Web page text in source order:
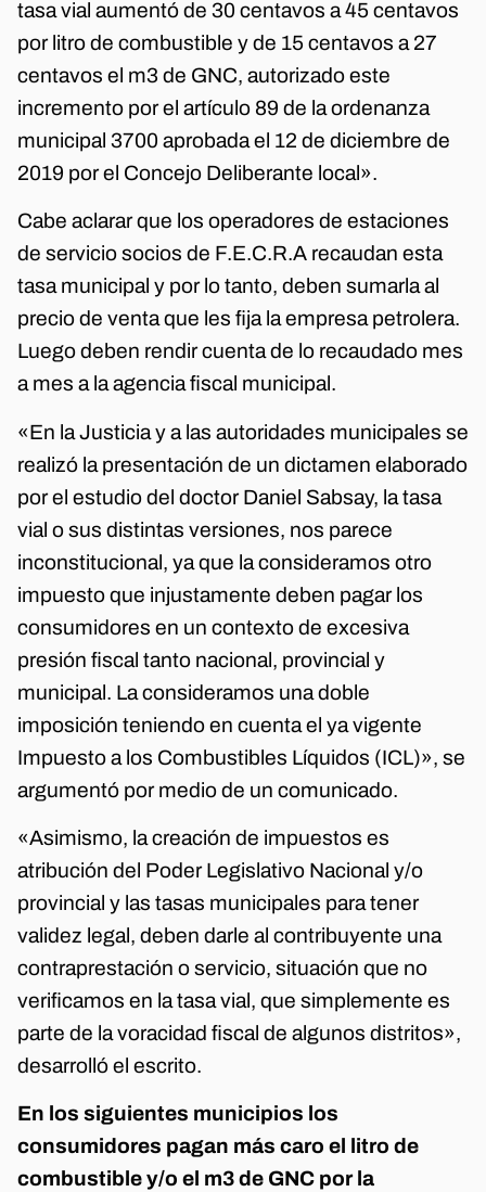
tasa vial aumentó de 30 centavos a 45 centavos
por litro de combustible y de 15 centavos a 27
centavos el m3 de GNC, autorizado este
incremento por el artículo 89 de la ordenanza
municipal 3700 aprobada el 12 de diciembre de
2019 por el Concejo Deliberante local».
Cabe aclarar que los operadores de estaciones
de servicio socios de F.E.C.R.A recaudan esta
tasa municipal y por lo tanto, deben sumarla al
precio de venta que les fija la empresa petrolera.
Luego deben rendir cuenta de lo recaudado mes
a mes a la agencia fiscal municipal.
«En la Justicia y a las autoridades municipales se
realizó la presentación de un dictamen elaborado
por el estudio del doctor Daniel Sabsay, la tasa
vial o sus distintas versiones, nos parece
inconstitucional, ya que la consideramos otro
impuesto que injustamente deben pagar los
consumidores en un contexto de excesiva
presión fiscal tanto nacional, provincial y
municipal. La consideramos una doble
imposición teniendo en cuenta el ya vigente
Impuesto a los Combustibles Líquidos (ICL)», se
argumentó por medio de un comunicado.
«Asimismo, la creación de impuestos es
atribución del Poder Legislativo Nacional y/o
provincial y las tasas municipales para tener
validez legal, deben darle al contribuyente una
contraprestación o servicio, situación que no
verificamos en la tasa vial, que simplemente es
parte de la voracidad fiscal de algunos distritos»,
desarrolló el escrito.
En los siguientes municipios los
consumidores pagan más caro el litro de
combustible y/o el m3 de GNC por la